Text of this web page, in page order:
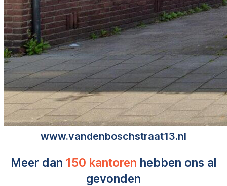
www.vandenboschstraat13.nl
Meer dan 150 kantoren hebben ons al
gevonden